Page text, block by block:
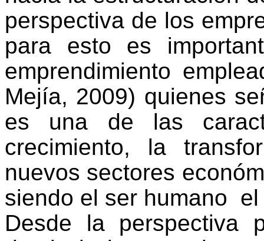
perspectiva de los
para esto es
emprendimiento
Mejía, 2009) quienes
es una de las
crecimiento, la
nuevos sectores
siendo el ser humano el
Desde la perspectiva